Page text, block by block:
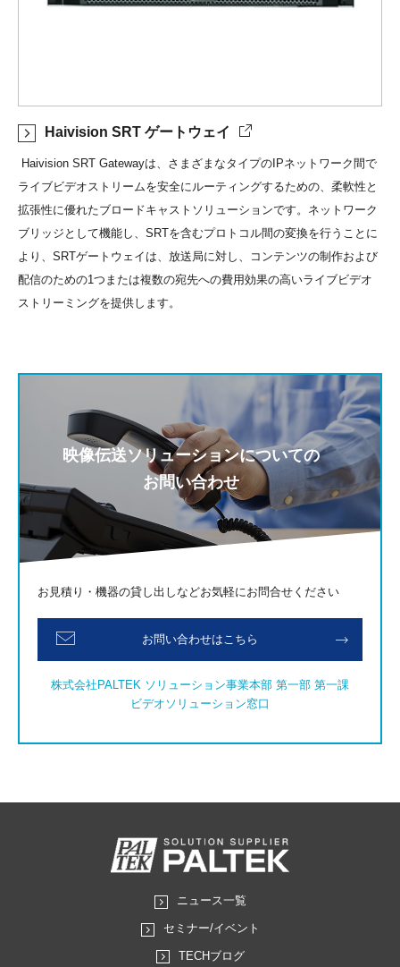
Haivision SRT ゲートウェイ
Haivision SRT Gatewayは、さまざまなタイプのIPネットワーク間で
ライブビデオストリームを安全にルーティングするための、柔軟性と
拡張性に優れたブロードキャストソリューションです。ネットワーク
ブリッジとして機能し、SRTを含むプロトコル間の変換を行うことに
より、SRTゲートウェイは、放送局に対し、コンテンツの制作および
配信のための1つまたは複数の宛先への費用効果の高いライブビデオ
ストリーミングを提供します。
映像伝送ソリューションについての
お問い合わせ
お見積り・機器の貸し出しなどお気軽にお問合せください
お問い合わせはこちら
株式会社PALTEK ソリューション事業本部 第一部 第一課
ビデオソリューション窓口
ニュース一覧
セミナー/イベント
TECHブログ